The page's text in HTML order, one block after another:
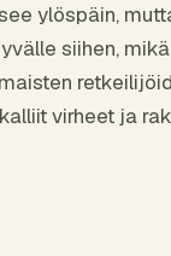
ylöspäin,
siihen,
virheet ja